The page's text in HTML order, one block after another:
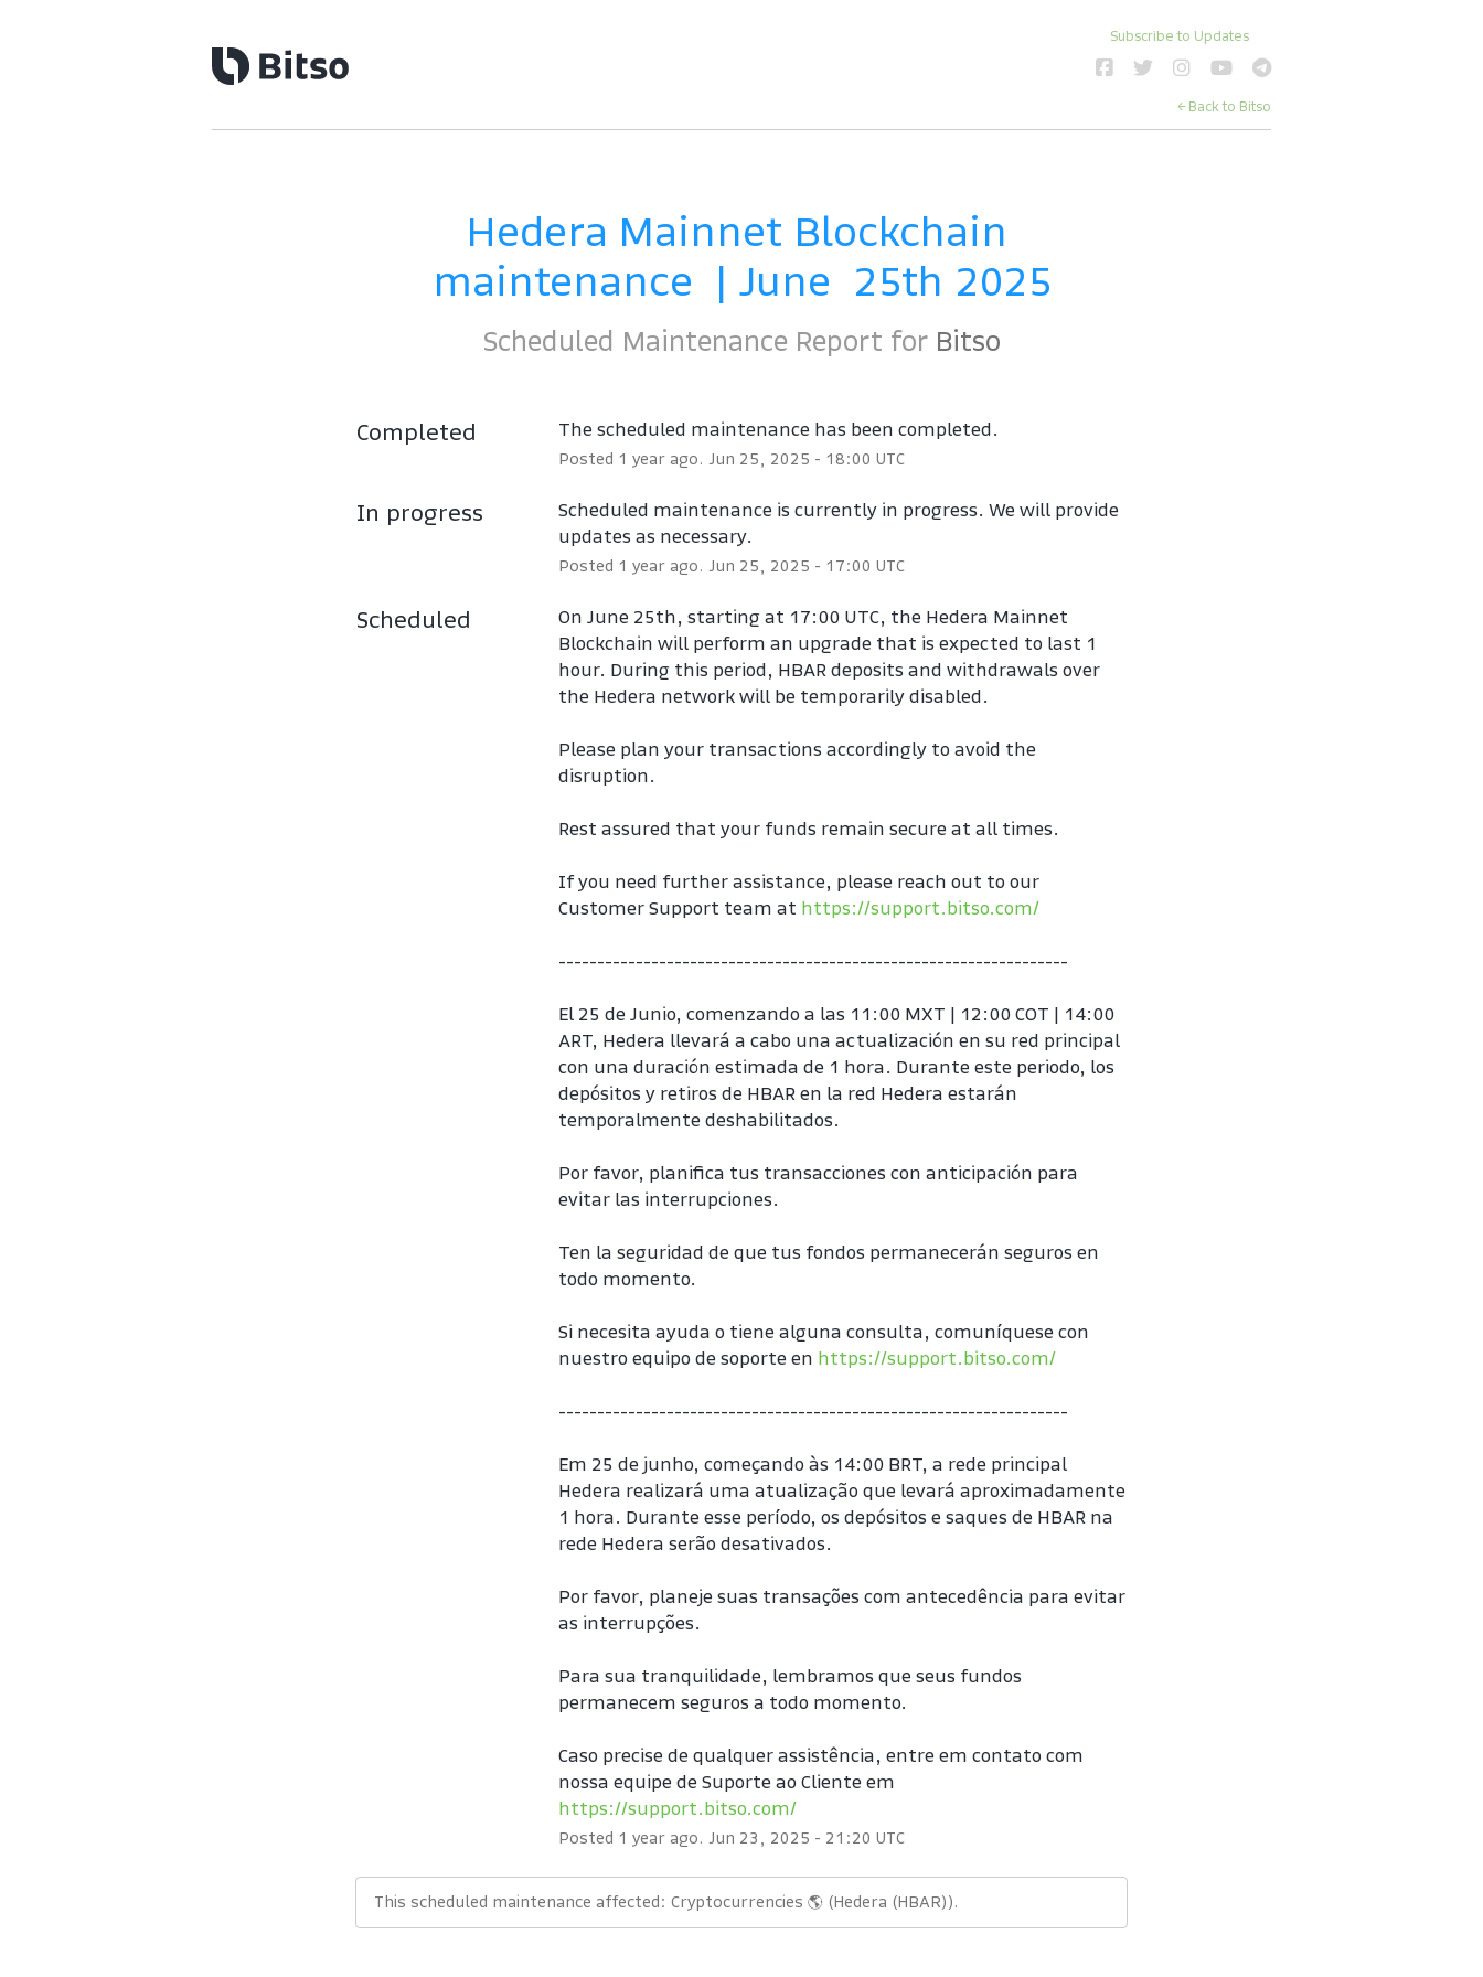
← Back to Bitso
Subscribe to Updates
Hedera Mainnet Blockchain
maintenance  | June  25th 2025
Scheduled Maintenance Report for Bitso
Completed The scheduled maintenance has been completed.
Posted 1 year ago. Jun 25 2025 - 18:00 UTC
In progress
Scheduled maintenance is currently in progress. We will provide
updates as necessary.
Posted 1 year ago. Jun 25 2025 - 17:00 UTC
Scheduled
On June 25th, starting at 17:00 UTC, the Hedera Mainnet
Blockchain will perform an upgrade that is expected to last 1
hour. During this period, HBAR deposits and withdrawals over
the Hedera network will be temporarily disabled.
Please plan your transactions accordingly to avoid the
disruption.
Rest assured that your funds remain secure at all times.
If you need further assistance, please reach out to our
Customer Support team at https://support.bitso.com/
------------------------------------------------------------------
El 25 de Junio, comenzando a las 11:00 MXT | 12:00 COT | 14:00
ART, Hedera llevará a cabo una actualización en su red principal
con una duración estimada de 1 hora. Durante este periodo, los
depósitos y retiros de HBAR en la red Hedera estarán
temporalmente deshabilitados.
Por favor, planifica tus transacciones con anticipación para
evitar las interrupciones.
Ten la seguridad de que tus fondos permanecerán seguros en
todo momento.
Si necesita ayuda o tiene alguna consulta, comuníquese con
nuestro equipo de soporte en https://support.bitso.com/
------------------------------------------------------------------
Em 25 de junho, começando às 14:00 BRT, a rede principal
Hedera realizará uma atualização que levará aproximadamente
1 hora. Durante esse período, os depósitos e saques de HBAR na
rede Hedera serão desativados.
Por favor, planeje suas transações com antecedência para evitar
as interrupções.
Para sua tranquilidade, lembramos que seus fundos
permanecem seguros a todo momento.
Caso precise de qualquer assistência, entre em contato com
https://support.bitso.com/
Posted 1 year ago. Jun 23 2025 - 21:20 UTC
This scheduled maintenance affected: Cryptocurrencies 🌎 (Hedera (HBAR)).